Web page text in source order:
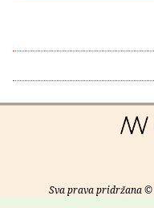
Sva prava pridržana ©